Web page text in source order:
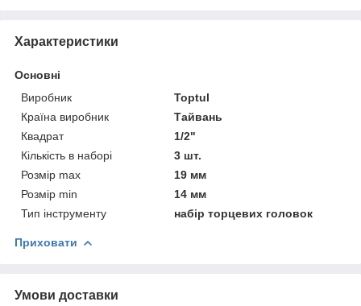
Характеристики
Основні
Виробник
Toptul
Країна виробник
Тайвань
Квадрат
1/2"
Кількість в наборі
3 шт.
Розмір max
19 мм
Розмір min
14 мм
Тип інструменту
набір торцевих головок
Приховати
Умови доставки